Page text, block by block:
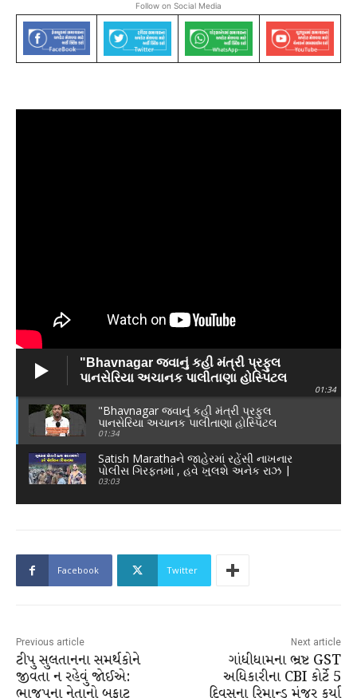
Follow on Social Media
"Bhavnagar જવાનું કહી મંત્રી પ્રફુલ
પાનસેરિયા અચાનક પાલીતાણા હોસ્પિટલ
01:34
"Bhavnagar જવાનું કહી મંત્રી પ્રફુલ
પાનસેરિયા અચાનક પાલીતાણા હોસ્પિટલ
પહોંચ્યા!"
01:34
Satish Marathaને જાહેરમાં રહેંસી નાખનાર
પોલીસ ગિરફ્તમાં , હવે ખુલશે અનેક રાઝ |
Crime News |
03:03
Facebook Twitter
Previous article
ટીપુ સુલતાનના સમર્થકોને
જીવતા ન રહેવું જોઈએ:
Next article
ગાંધીધામના ભ્રષ્ટ GST
અધિકારીના CBI કોર્ટે 5